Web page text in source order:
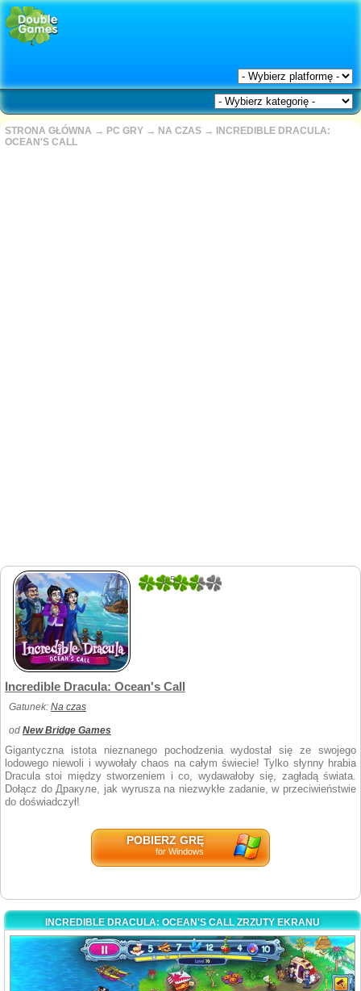
STRONA GŁÓWNA → PC GRY → NA CZAS →
INCREDIBLE DRACULA:
OCEAN'S CALL
2.5
Incredible Dracula: Ocean's Call
Gatunek: Na czas
od New Bridge Games
Gigantyczna istota nieznanego pochodzenia wydostał się ze swojego
lodowego niewoli i wywołały chaos na całym świecie! Tylko słynny hrabia
Dracula stoi między stworzeniem i co, wydawałoby się, zagładą świata.
Dołącz do Дракуле, jak wyrusza na niezwykłe zadanie, w przeciwieństwie
do doświadczył!
POBIERZ GRĘ
for Windows
INCREDIBLE DRACULA: OCEAN'S CALL ZRZUTY EKRANU